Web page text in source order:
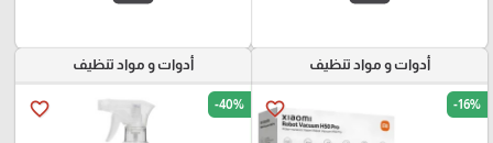
أدوات و مواد تنظيف
favorite_border -16%
أدوات و مواد تنظيف
favorite_border -40%